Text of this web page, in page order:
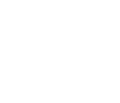
Fel­lowship
Max Heindel in
Rudolph Steiner
Meisters zu, indem